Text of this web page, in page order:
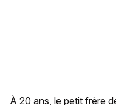
À 20 ans, le petit frère